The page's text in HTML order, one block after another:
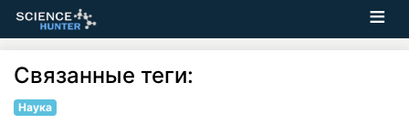
Связанные теги:
Наука